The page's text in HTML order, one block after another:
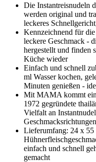
Die Instantreisnudeln
werden original und
leckeres
Kennzeichnend für
leckere Geschmack -
hergestellt und finden
Küche wieder
Einfach und schnell
ml Wasser kochen,
Minuten genießen -
Mit MAMA kommt
1972 gegründete
Vielfalt an
Geschmacksrichtungen
Lieferumfang: 24 x
einfach und schnell
gemacht